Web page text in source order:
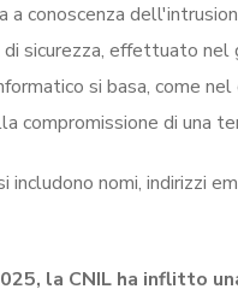
a conoscenza
sicurezza, effettuato nel
si basa, come nel
compromissione di una
includono nomi, indirizzi
la CNIL ha inflitto